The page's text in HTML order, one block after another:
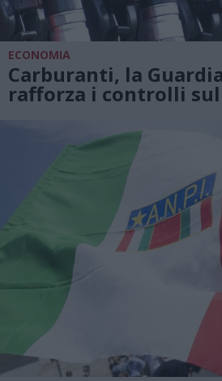
ECONOMIA
Carburanti, la
rafforza i controlli